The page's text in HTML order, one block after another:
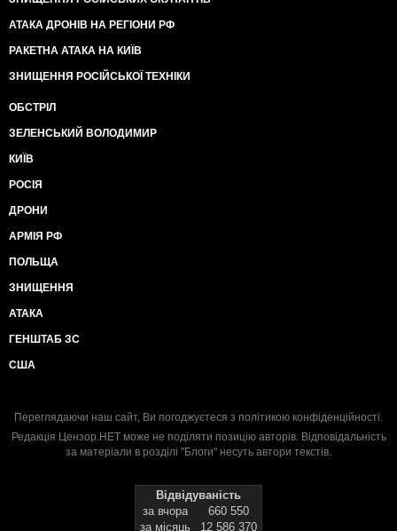
АТАКА ДРОНІВ НА РЕГІОНИ РФ
РАКЕТНА АТАКА НА КИЇВ
ЗНИЩЕННЯ РОСІЙСЬКОЇ ТЕХНІКИ
ОБСТРІЛ
ЗЕЛЕНСЬКИЙ ВОЛОДИМИР
КИЇВ
РОСІЯ
ДРОНИ
АРМІЯ РФ
ПОЛЬЩА
ЗНИЩЕННЯ
АТАКА
ГЕНШТАБ ЗС
США
Переглядаючи наш сайт, Ви погоджуєтеся з політикою конфіденційності.
Редакція Цензор.НЕТ може не поділяти позицію авторів. Відповідальність
за матеріали в розділі "Блоги" несуть автори текстів.
Відвідуваність
за вчора
660 550
за місяць
12 586 370